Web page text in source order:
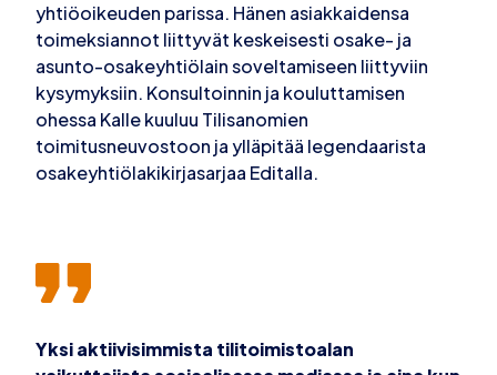
yhtiöoikeuden parissa. Hänen asiakkaidensa
toimeksiannot liittyvät keskeisesti osake- ja
asunto-osakeyhtiölain soveltamiseen liittyviin
kysymyksiin. Konsultoinnin ja kouluttamisen
ohessa Kalle kuuluu Tilisanomien
toimitusneuvostoon ja ylläpitää legendaarista
osakeyhtiölakikirjasarjaa Editalla.
Yksi aktiivisimmista tilitoimistoalan